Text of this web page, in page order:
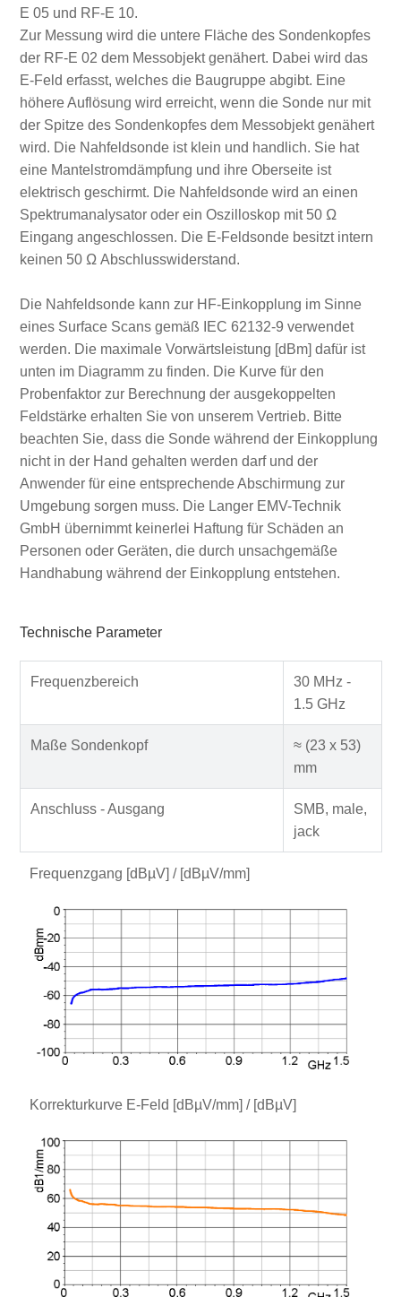
E 05 und RF-E 10.
Zur Messung wird die untere Fläche des Sondenkopfes
der RF-E 02 dem Messobjekt genähert. Dabei wird das
E-Feld erfasst, welches die Baugruppe abgibt. Eine
höhere Auflösung wird erreicht, wenn die Sonde nur mit
der Spitze des Sondenkopfes dem Messobjekt genähert
wird. Die Nahfeldsonde ist klein und handlich. Sie hat
eine Mantelstromdämpfung und ihre Oberseite ist
elektrisch geschirmt. Die Nahfeldsonde wird an einen
Spektrumanalysator oder ein Oszilloskop mit 50 Ω
Eingang angeschlossen. Die E-Feldsonde besitzt intern
keinen 50 Ω Abschlusswiderstand.
Die Nahfeldsonde kann zur HF-Einkopplung im Sinne
eines Surface Scans gemäß IEC 62132-9 verwendet
werden. Die maximale Vorwärtsleistung [dBm] dafür ist
unten im Diagramm zu finden. Die Kurve für den
Probenfaktor zur Berechnung der ausgekoppelten
Feldstärke erhalten Sie von unserem Vertrieb. Bitte
beachten Sie, dass die Sonde während der Einkopplung
nicht in der Hand gehalten werden darf und der
Anwender für eine entsprechende Abschirmung zur
Umgebung sorgen muss. Die Langer EMV-Technik
GmbH übernimmt keinerlei Haftung für Schäden an
Personen oder Geräten, die durch unsachgemäße
Handhabung während der Einkopplung entstehen.
Technische Parameter
Frequenzbereich
30 MHz -
1.5 GHz
Maße Sondenkopf
≈ (23 x 53)
mm
Anschluss - Ausgang
SMB, male,
jack
Frequenzgang [dBµV] / [dBµV/mm]
Korrekturkurve E-Feld [dBµV/mm] / [dBµV]